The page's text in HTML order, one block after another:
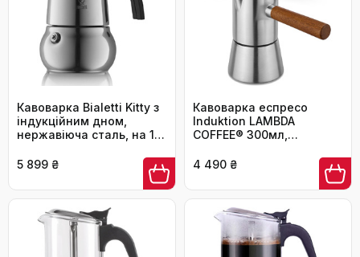
Кавоварка Bialetti Kitty з
індукційним дном,
нержавіюча сталь, на 10
5 899 ₴
Кавоварка еспресо
Induktion LAMBDA
COFFEE® 300мл,
чашок | Кавоварка для
індукційних плит, мокка-
кава
4 490 ₴